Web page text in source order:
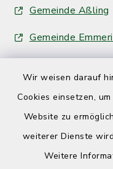
Wir weisen darauf
Cookies einsetzen,
Website zu
weiterer Dienste
Weitere
Gemeinde Aßling
Gemeinde